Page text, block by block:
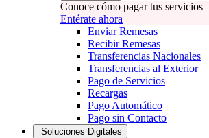
Conoce cómo pagar tus servicios
Entérate ahora
Enviar Remesas
Recibir Remesas
Transferencias Nacionales
Transferencias al Exterior
Pago de Servicios
Recargas
Pago Automático
Pago sin Contacto
Soluciones Digitales